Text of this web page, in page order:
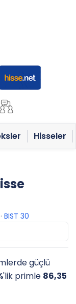
Hisseler
· BIST 30
güçlü
'lik primle 86,35